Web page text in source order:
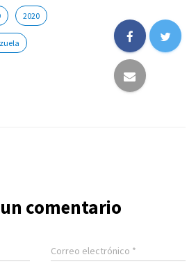
2020
comentario
Correo electrónico *